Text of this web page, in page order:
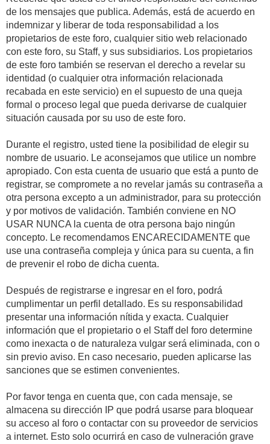
de los mensajes que publica. Además, está de acuerdo en
indemnizar y liberar de toda responsabilidad a los
propietarios de este foro, cualquier sitio web relacionado
con este foro, su Staff, y sus subsidiarios. Los propietarios
de este foro también se reservan el derecho a revelar su
identidad (o cualquier otra información relacionada
recabada en este servicio) en el supuesto de una queja
formal o proceso legal que pueda derivarse de cualquier
situación causada por su uso de este foro.
Durante el registro, usted tiene la posibilidad de elegir su
nombre de usuario. Le aconsejamos que utilice un nombre
apropiado. Con esta cuenta de usuario que está a punto de
registrar, se compromete a no revelar jamás su contraseña a
otra persona excepto a un administrador, para su protección
y por motivos de validación. También conviene en NO
USAR NUNCA la cuenta de otra persona bajo ningún
concepto. Le recomendamos ENCARECIDAMENTE que
use una contraseña compleja y única para su cuenta, a fin
de prevenir el robo de dicha cuenta.
Después de registrarse e ingresar en el foro, podrá
cumplimentar un perfil detallado. Es su responsabilidad
presentar una información nítida y exacta. Cualquier
información que el propietario o el Staff del foro determine
como inexacta o de naturaleza vulgar será eliminada, con o
sin previo aviso. En caso necesario, pueden aplicarse las
sanciones que se estimen convenientes.
Por favor tenga en cuenta que, con cada mensaje, se
almacena su dirección IP que podrá usarse para bloquear
su acceso al foro o contactar con su proveedor de servicios
a internet. Esto solo ocurrirá en caso de vulneración grave